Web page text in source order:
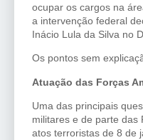
ocupar os cargos na
a intervenção federal
Inácio Lula da Silva no
Os pontos sem
Atuação das Forças
Uma das principais
militares e de parte das
atos terroristas de 8 de